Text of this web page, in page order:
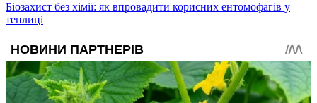
Біозахист без хімії: як впровадити корисних ентомофагів у
теплиці